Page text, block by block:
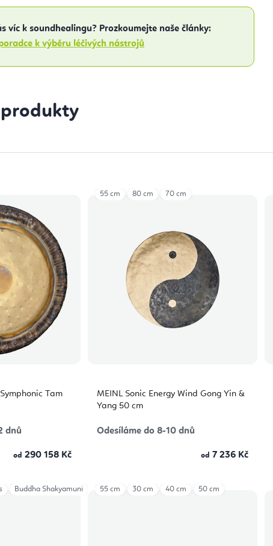
víc k soundhealingu? Prozkoumejte naše články:
k výběru léčivých nástrojů
Tam
dnů
od 290 158 Kč
MEINL Sonic Energy Wind Gong Yin &
Yang 50 cm
Odesíláme do 8-10 dnů
od 7 236 Kč
55 cm 80 cm 70 cm
Buddha Shakyamuni 55 cm 30 cm 40 cm 50 cm